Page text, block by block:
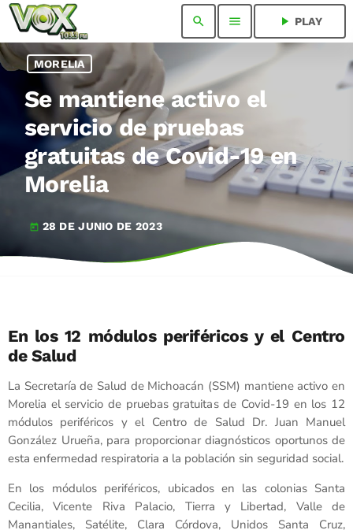
search menu play_arrow PLAY
MORELIA
Se mantiene activo el
servicio de pruebas
gratuitas de Covid-19 en
Morelia
today 28 DE JUNIO DE 2023
En los 12 módulos periféricos y el Centro
de Salud
La Secretaría de Salud de Michoacán (SSM) mantiene activo en
Morelia el servicio de pruebas gratuitas de Covid-19 en los 12
módulos periféricos y el Centro de Salud Dr. Juan Manuel
González Urueña, para proporcionar diagnósticos oportunos de
esta enfermedad respiratoria a la población sin seguridad social.
En los módulos periféricos, ubicados en las colonias Santa
Cecilia, Vicente Riva Palacio, Tierra y Libertad, Valle de
Manantiales, Satélite, Clara Córdova, Unidos Santa Cruz,